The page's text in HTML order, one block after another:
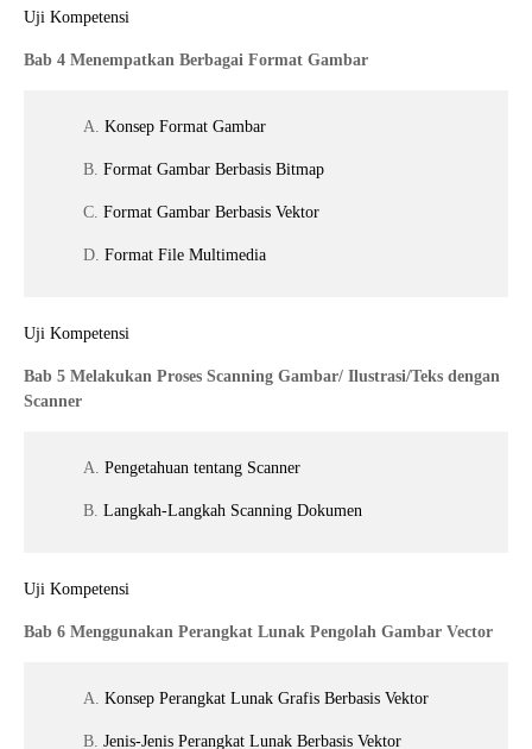
Uji Kompetensi
Bab 4 Menempatkan Berbagai Format Gambar
A. Konsep Format Gambar
B. Format Gambar Berbasis Bitmap
C. Format Gambar Berbasis Vektor
D. Format File Multimedia
Uji Kompetensi
Bab 5 Melakukan Proses Scanning Gambar/ Ilustrasi/Teks dengan
Scanner
A. Pengetahuan tentang Scanner
B. Langkah-Langkah Scanning Dokumen
Uji Kompetensi
Bab 6 Menggunakan Perangkat Lunak Pengolah Gambar Vector
A. Konsep Perangkat Lunak Grafis Berbasis Vektor
B. Jenis-Jenis Perangkat Lunak Berbasis Vektor